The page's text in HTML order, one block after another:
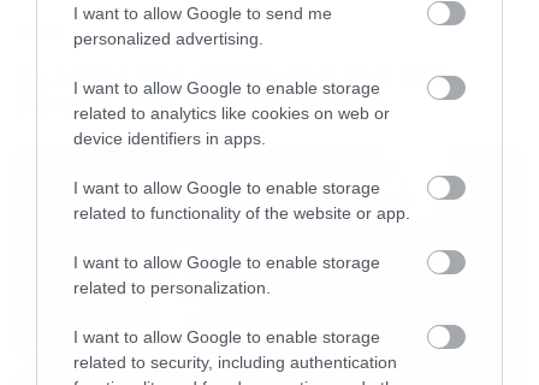
I want to allow Google to send me
personalized advertising.
I want to allow Google to enable storage
related to analytics like cookies on web or
device identifiers in apps.
I want to allow Google to enable storage
related to functionality of the website or app.
I want to allow Google to enable storage
related to personalization.
I want to allow Google to enable storage
related to security, including authentication
indie pop, dance και electronica, και χτύπησαν
διασκευή στο “Only Love Can Break Your Heart”
του Neil Young, που σύντομα εξελίχθηκε σε ένα
από τα μεγαλύτερα club anthems της εποχής.
Το 1991 προστέθηκε ως βασική τραγουδίστρια
η Sarah Cracknell, διαμορφώνοντας τον
το ντεμπούτο τους, Foxbase Alpha, απέσπασε
Οι λόγοι της απόλυσης του Sid
Wilson από τους Slipknot